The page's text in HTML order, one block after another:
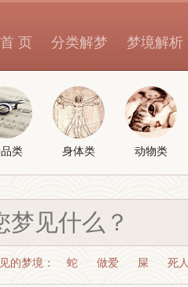
首 页 分类解梦 梦境解析
类 身体类 动物类
的梦境： 蛇 做爱 屎 死人